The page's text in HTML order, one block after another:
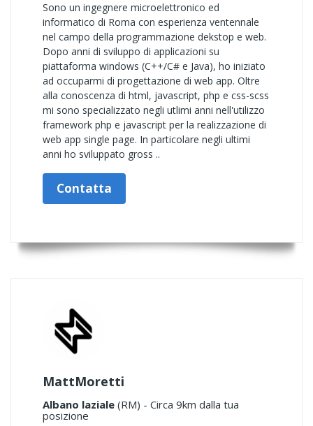
Sono un ingegnere microelettronico ed
informatico di Roma con esperienza ventennale
nel campo della programmazione dekstop e web.
Dopo anni di sviluppo di applicazioni su
piattaforma windows (C++/C# e Java), ho iniziato
ad occuparmi di progettazione di web app. Oltre
alla conoscenza di html, javascript, php e css-scss
mi sono specializzato negli utlimi anni nell'utilizzo
framework php e javascript per la realizzazione di
web app single page. In particolare negli ultimi
anni ho sviluppato gross ..
Contatta
MattMoretti
Albano laziale (RM) - Circa 9km dalla tua
posizione